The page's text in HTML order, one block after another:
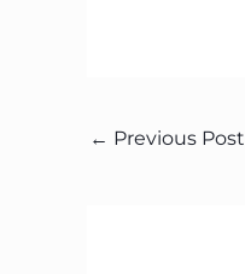
← Previous Post